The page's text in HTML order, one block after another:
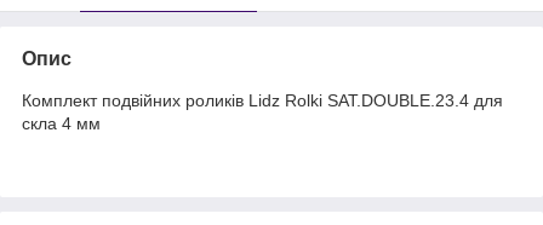
Опис
Комплект подвійних роликів Lidz Rolki SAT.DOUBLE.23.4 для
скла 4 мм